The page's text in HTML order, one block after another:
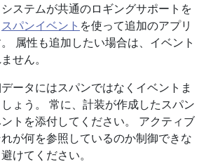
ステムが共通のロギングサポートを
スパンイベント を使って追加のアプリ
属性も追加したい場合は、イベント
せん。
ータにはスパンではなくイベントま
ょう。 常に、計装が作成したスパン
トを添付してください。 アクティブ
が何を参照しているのか制御できな
けてください。